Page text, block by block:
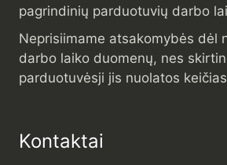
pagrindinių parduotuvių darbo
Neprisiimame atsakomybės dėl
darbo laiko duomenų, nes
parduotuvėsji jis nuolatos
Kontaktai